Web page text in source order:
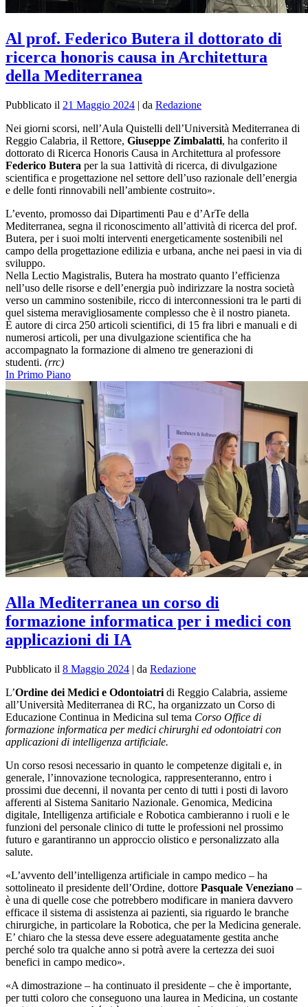
Al prof. Federico Butera il dottorato di
ricerca honoris causa in Architettura
della Mediterranea
Pubblicato il 21 Maggio 2024 | da Redazione
Nei giorni scorsi, nell’Aula Quistelli dell’Università Mediterranea di
Reggio Calabria, il Rettore, Giuseppe Zimbalatti, ha conferito il
dottorato di Ricerca Honoris Causa in Architettura al professore
Federico Butera per la sua 1attività di ricerca, di divulgazione
scientifica e progettazione nel settore dell’uso razionale dell’energia
e delle fonti rinnovabili nell’ambiente costruito».
L’evento, promosso dai Dipartimenti Pau e d’ArTe della
Mediterranea, segna il riconoscimento all’attività di ricerca del prof.
Butera, per i suoi molti interventi energeticamente sostenibili nel
campo della progettazione edilizia e urbana, anche nei paesi in via di
sviluppo.
Nella Lectio Magistralis, Butera ha mostrato quanto l’efficienza
nell’uso delle risorse e dell’energia può indirizzare la nostra società
verso un cammino sostenibile, ricco di interconnessioni tra le parti di
quel sistema meravigliosamente complesso che è il nostro pianeta.
È autore di circa 250 articoli scientifici, di 15 fra libri e manuali e di
numerosi articoli, per una divulgazione scientifica che ha
accompagnato la formazione di almeno tre generazioni di
studenti. (rrc)
In Primo Piano
Alla Mediterranea un corso di
formazione informatica per i medici con
applicazioni di IA
Pubblicato il 8 Maggio 2024 | da Redazione
L’Ordine dei Medici e Odontoiatri di Reggio Calabria, assieme
all’Università Mediterranea di RC, ha organizzato un Corso di
Educazione Continua in Medicina sul tema Corso Office di
formazione informatica per medici chirurghi ed odontoiatri con
applicazioni di intelligenza artificiale.
Un corso resosi necessario in quanto le competenze digitali e, in
generale, l’innovazione tecnologica, rappresenteranno, entro i
prossimi due decenni, il novanta per cento di tutti i posti di lavoro
afferenti al Sistema Sanitario Nazionale. Genomica, Medicina
digitale, Intelligenza artificiale e Robotica cambieranno i ruoli e le
funzioni del personale clinico di tutte le professioni nel prossimo
futuro e garantiranno un approccio olistico e personalizzato alla
salute.
«L’avvento dell’intelligenza artificiale in campo medico – ha
sottolineato il presidente dell’Ordine, dottore Pasquale Veneziano –
è una di quelle cose che potrebbero modificare in maniera davvero
efficace il sistema di assistenza ai pazienti, sia riguardo le branche
chirurgiche, in particolare la Robotica, che per la Medicina generale.
E’ chiaro che la stessa deve essere adeguatamente gestita anche
perché solo tra qualche anno si potrà avere la certezza dei suoi
benefici in campo medico».
«A dimostrazione – ha continuato il presidente – che è importante,
per tutti coloro che conseguono una laurea in Medicina, un costante